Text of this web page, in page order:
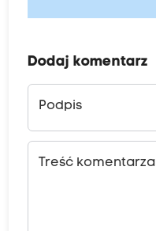
Dodaj komentarz
Podpis
Treść komentarza